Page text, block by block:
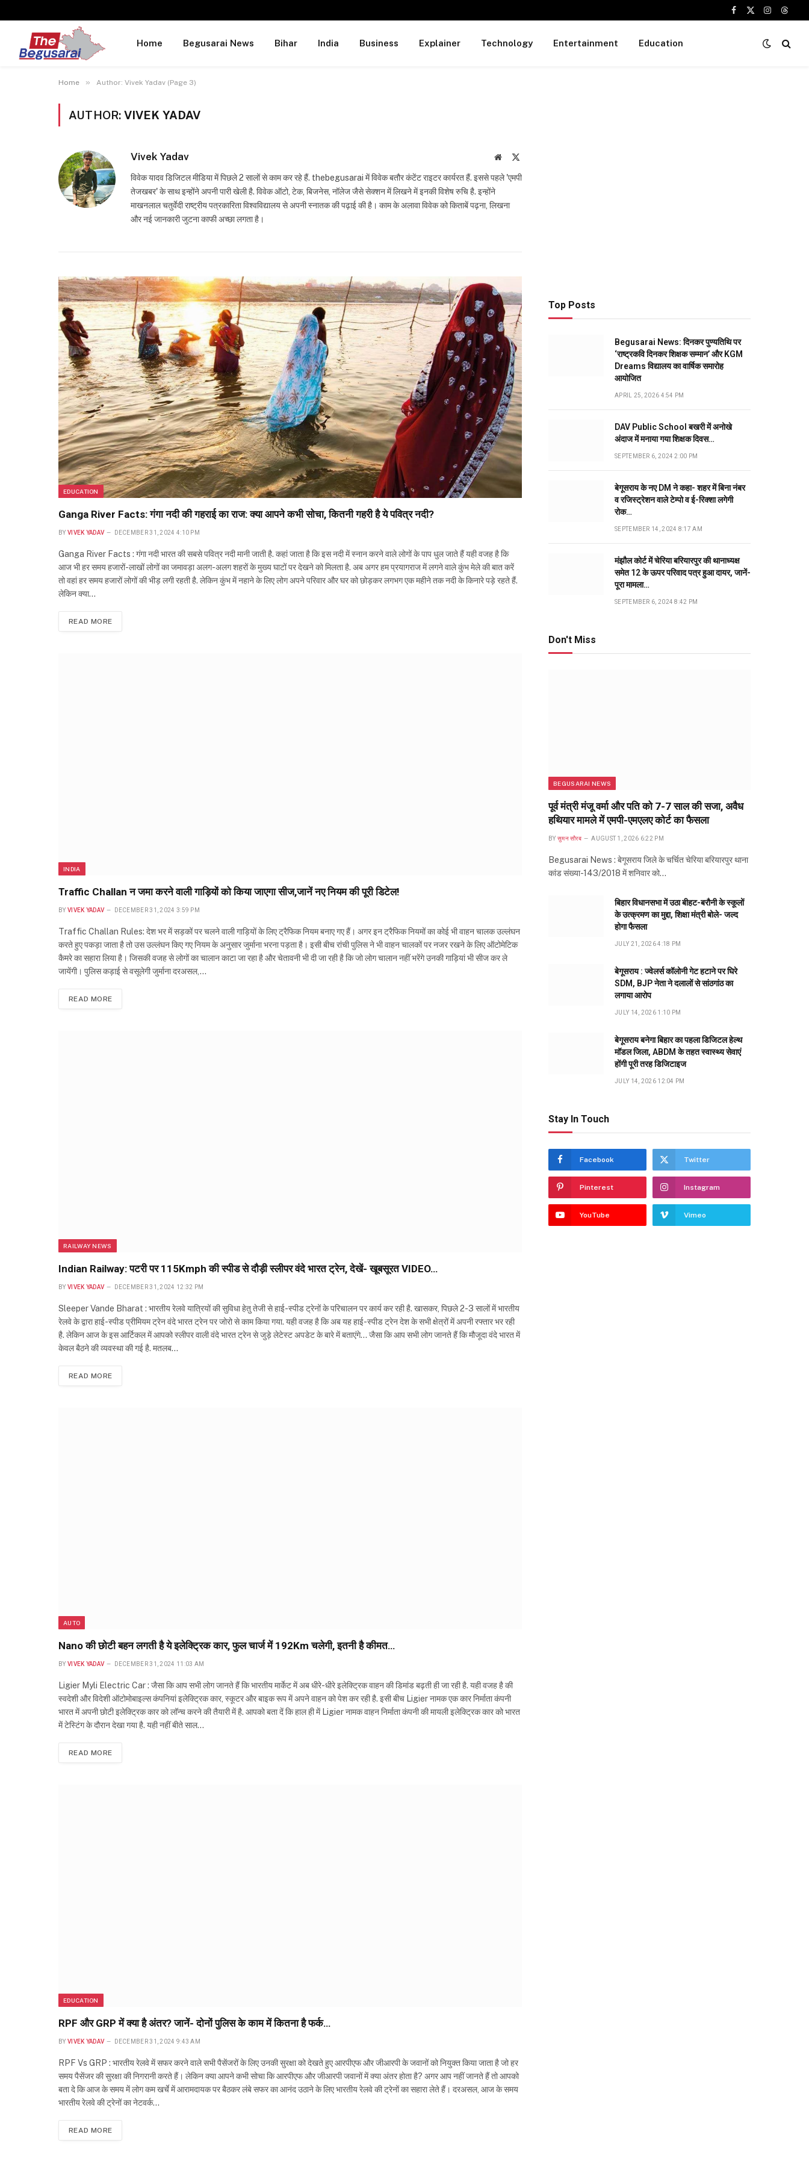
Facebook
X
Instagram
Home Begusarai News Bihar India Business Explainer Technology Entertainment Education
Home » Author: Vivek Yadav (Page 3)
AUTHOR: VIVEK YADAV
Vivek Yadav Website
विवेक यादव डिजिटल मीडिया में पिछले 2 सालों से काम कर रहे हैं. thebegusarai में विवेक बतौर कंटेंट राइटर कार्यरत हैं. इससे पहले 'एमपी
तेजखबर' के साथ इन्होंने अपनी पारी खेली है. विवेक ऑटो, टेक, बिजनेस, नॉलेज जैसे सेक्शन में लिखने में इनकी विशेष रुचि है. इन्होंने
माखनलाल चतुर्वेदी राष्ट्रीय पत्रकारिता विश्वविद्यालय से अपनी स्नातक की पढ़ाई की है। काम के अलावा विवेक को किताबें पढ़ना, लिखना
और नई जानकारी जुटना काफी अच्छा लगता है।
EDUCATION
Ganga River Facts: गंगा नदी की गहराई का राज: क्या आपने कभी सोचा, कितनी गहरी है ये पवित्र नदी?
BY VIVEK YADAV DECEMBER 31, 2024 4:10 PM
Ganga River Facts : गंगा नदी भारत की सबसे पवित्र नदी मानी जाती है. कहां जाता है कि इस नदी में स्नान करने वाले लोगों के पाप धुल जाते हैं यही वजह है कि
आज भी हर समय हजारों-लाखों लोगों का जमावड़ा अलग-अलग शहरों के मुख्य घाटों पर देखने को मिलता है. अब अगर हम प्रयागराज में लगने वाले कुंभ मेले की बात करें
तो वहां हर समय हजारों लोगों की भीड़ लगी रहती है. लेकिन कुंभ में नहाने के लिए लोग अपने परिवार और घर को छोड़कर लगभग एक महीने तक नदी के किनारे पड़े रहते हैं.
लेकिन क्या…
READ MORE
INDIA
Traffic Challan न जमा करने वाली गाड़ियों को किया जाएगा सीज,जानें नए नियम की पूरी डिटेल!
BY VIVEK YADAV DECEMBER 31, 2024 3:59 PM
Traffic Challan Rules: देश भर में सड़कों पर चलने वाली गाड़ियों के लिए ट्रैफिक नियम बनाए गए हैं। अगर इन ट्रैफिक नियमों का कोई भी वाहन चालक उल्लंघन
करते हुए पकड़ा जाता है तो उस उल्लंघन किए गए नियम के अनुसार जुर्माना भरना पड़ता है। इसी बीच रांची पुलिस ने भी वाहन चालकों पर नजर रखने के लिए ऑटोमेटिक
कैमरे का सहारा लिया है। जिसकी वजह से लोगों का चालान काटा जा रहा है और चेतावनी भी दी जा रही है कि जो लोग चालान नहीं भरेंगे उनकी गाड़ियां भी सीज कर ले
जायेंगी। पुलिस कड़ाई से वसूलेगी जुर्माना दरअसल,…
READ MORE
RAILWAY NEWS
Indian Railway: पटरी पर 115Kmph की स्पीड से दौड़ी स्लीपर वंदे भारत ट्रेन, देखें- खूबसूरत VIDEO…
BY VIVEK YADAV DECEMBER 31, 2024 12:32 PM
Sleeper Vande Bharat : भारतीय रेलवे यात्रियों की सुविधा हेतु तेजी से हाई-स्पीड ट्रेनों के परिचालन पर कार्य कर रही है. खासकर, पिछले 2-3 सालों में भारतीय
रेलवे के द्वारा हाई-स्पीड प्रीमियम ट्रेन वंदे भारत ट्रेन पर जोरो से काम किया गया. यही वजह है कि अब यह हाई-स्पीड ट्रेन देश के सभी क्षेत्रों में अपनी रफ्तार भर रही
है. लेकिन आज के इस आर्टिकल में आपको स्लीपर वाली वंदे भारत ट्रेन से जुड़े लेटेस्ट अपडेट के बारे में बताएंगे… जैसा कि आप सभी लोग जानते हैं कि मौजूदा वंदे भारत में
केवल बैठने की व्यवस्था की गई है. मतलब…
READ MORE
AUTO
Nano की छोटी बहन लगती है ये इलेक्ट्रिक कार, फुल चार्ज में 192Km चलेगी, इतनी है कीमत…
BY VIVEK YADAV DECEMBER 31, 2024 11:03 AM
Ligier Myli Electric Car : जैसा कि आप सभी लोग जानते हैं कि भारतीय मार्केट में अब धीरे-धीरे इलेक्ट्रिक वाहन की डिमांड बढ़ती ही जा रही है. यही वजह है की
स्वदेशी और विदेशी ऑटोमोबाइल्स कंपनियां इलेक्ट्रिक कार, स्कूटर और बाइक रूप में अपने वाहन को पेश कर रही है. इसी बीच Ligier नामक एक कार निर्माता कंपनी
भारत में अपनी छोटी इलेक्ट्रिक कार को लॉन्च करने की तैयारी में है. आपको बता दें कि हाल ही में Ligier नामक वाहन निर्माता कंपनी की मायली इलेक्ट्रिक कार को भारत
में टेस्टिंग के दौरान देखा गया है. यही नहीं बीते साल…
READ MORE
EDUCATION
RPF और GRP में क्या है अंतर? जानें- दोनों पुलिस के काम में कितना है फर्क…
BY VIVEK YADAV DECEMBER 31, 2024 9:43 AM
RPF Vs GRP : भारतीय रेलवे में सफर करने वाले सभी पैसेंजरों के लिए उनकी सुरक्षा को देखते हुए आरपीएफ और जीआरपी के जवानों को नियुक्त किया जाता है जो हर
समय पैसेंजर की सुरक्षा की निगरानी करते हैं। लेकिन क्या आपने कभी सोचा कि आरपीएफ और जीआरपी जवानों में क्या अंतर होता है? अगर आप नहीं जानते हैं तो आपको
बता दे कि आज के समय में लोग कम खर्चे में आरामदायक पर बैठकर लंबे सफर का आनंद उठाने के लिए भारतीय रेलवे की ट्रेनों का सहारा लेते हैं। दरअसल, आज के समय
भारतीय रेलवे की ट्रेनों का नेटवर्क…
READ MORE
Top Posts
Begusarai News: दिनकर पुण्यतिथि पर
‘राष्ट्रकवि दिनकर शिक्षक सम्मान’ और KGM
Dreams विद्यालय का वार्षिक समारोह
आयोजित
APRIL 25, 2026 4:54 PM
DAV Public School बखरी में अनोखे
अंदाज में मनाया गया शिक्षक दिवस…
SEPTEMBER 6, 2024 2:00 PM
बेगूसराय के नए DM ने कहा- शहर में बिना नंबर
व रजिस्ट्रेशन वाले टेम्पो व ई-रिक्शा लगेगी
रोक…
SEPTEMBER 14, 2024 8:17 AM
मंझौल कोर्ट में चेरिया बरियारपुर की थानाध्यक्ष
समेत 12 के ऊपर परिवाद पत्र हुआ दायर, जानें-
पूरा मामला…
SEPTEMBER 6, 2024 8:42 PM
Don't Miss
BEGUSARAI NEWS
पूर्व मंत्री मंजू वर्मा और पति को 7-7 साल की सजा, अवैध
हथियार मामले में एमपी-एमएलए कोर्ट का फैसला
BY सुमन सौरब AUGUST 1, 2026 6:22 PM
Begusarai News : बेगूसराय जिले के चर्चित चेरिया बरियारपुर थाना
कांड संख्या-143/2018 में शनिवार को…
बिहार विधानसभा में उठा बीहट-बरौनी के स्कूलों
के उत्क्रमण का मुद्दा, शिक्षा मंत्री बोले- जल्द
होगा फैसला
JULY 21, 2026 4:18 PM
बेगूसराय : ज्वेलर्स कॉलोनी गेट हटाने पर घिरे
SDM, BJP नेता ने दलालों से सांठगांठ का
लगाया आरोप
JULY 14, 2026 1:10 PM
बेगूसराय बनेगा बिहार का पहला डिजिटल हेल्थ
मॉडल जिला, ABDM के तहत स्वास्थ्य सेवाएं
होंगी पूरी तरह डिजिटाइज
JULY 14, 2026 12:04 PM
Stay In Touch
Facebook Twitter
Pinterest Instagram
YouTube Vimeo